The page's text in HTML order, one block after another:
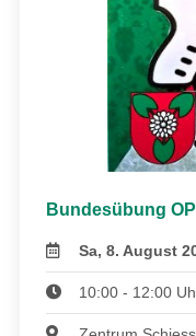
Bundesübung
Sa, 8. August
10:00 - 12:00